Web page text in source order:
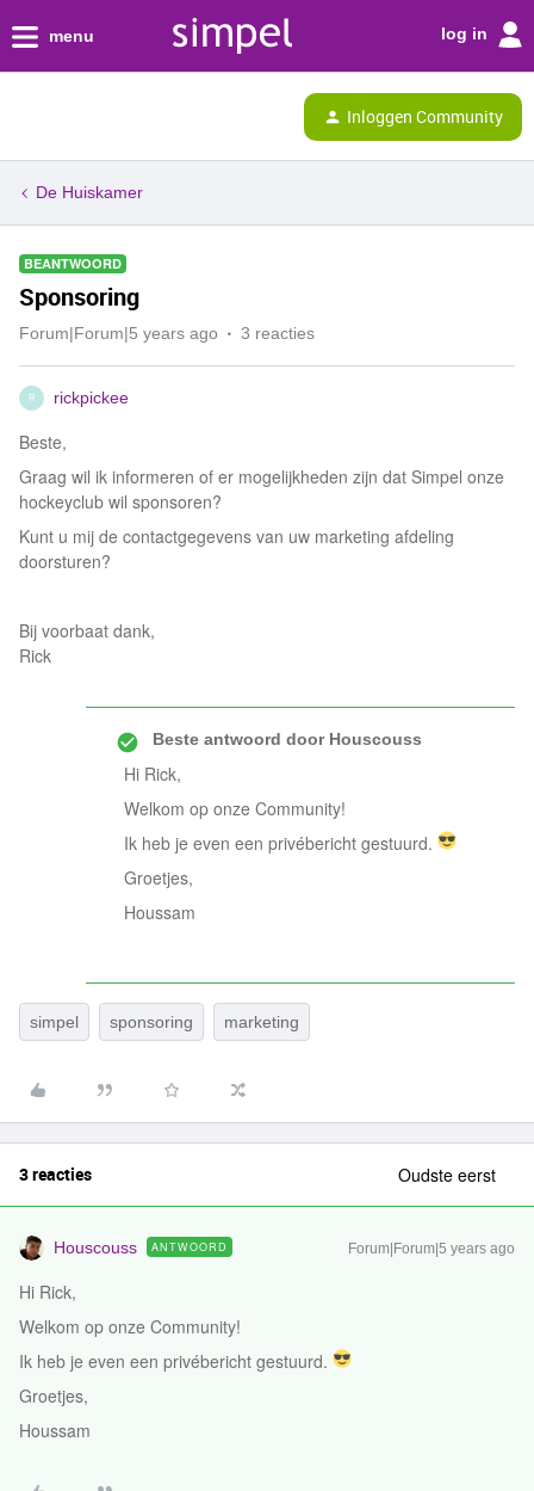
menu log in
Inloggen Community
De Huiskamer
BEANTWOORD
Sponsoring
Forum|Forum|5 years ago 3 reacties
R rickpickee
Beste,
Graag wil ik informeren of er mogelijkheden zijn dat Simpel onze
hockeyclub wil sponsoren?
Kunt u mij de contactgegevens van uw marketing afdeling
doorsturen?
Bij voorbaat dank,
Rick
Beste antwoord doorHouscouss
Hi Rick,
Welkom op onze Community!
Ik heb je even een privébericht gestuurd.
Groetjes,
Houssam
simpel sponsoring marketing
3 reacties Oudste eerst
Houscouss ANTWOORD Forum|Forum|5 years ago
Hi Rick,
Welkom op onze Community!
Ik heb je even een privébericht gestuurd.
Groetjes,
Houssam